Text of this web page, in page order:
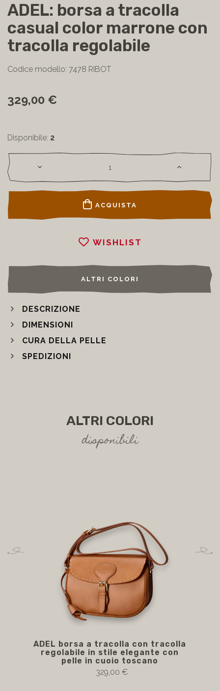
ADEL: borsa a tracolla
casual color marrone con
tracolla regolabile
Codice modello: 7478 RIBOT
329,00 €
Disponibile: 2
ACQUISTA
WISHLIST
ALTRI COLORI
DESCRIZIONE
DIMENSIONI
CURA DELLA PELLE
SPEDIZIONI
ALTRI COLORI
disponibili
ADEL borsa a tracolla con tracolla
regolabile in stile elegante con
pelle in cuoio toscano
329,00 €